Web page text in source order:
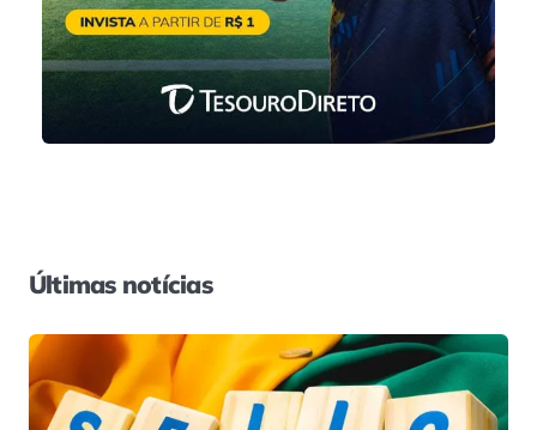
Últimas notícias